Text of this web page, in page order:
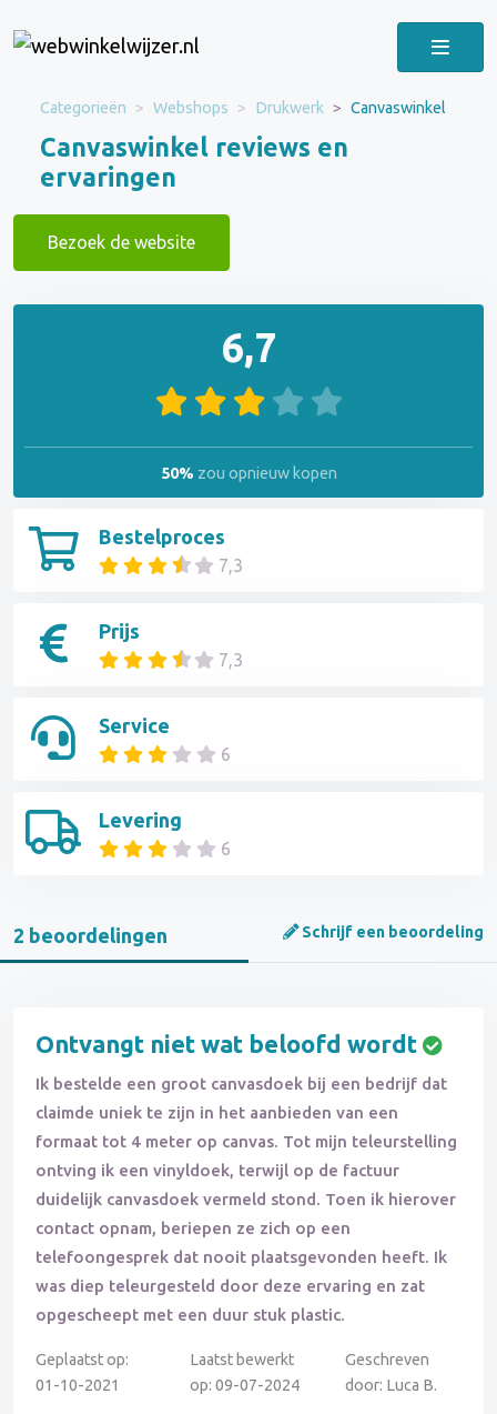
Categorieën Webshops Drukwerk Canvaswinkel
Canvaswinkel reviews en
ervaringen
Bezoek de website
Bestelproces
7,3
Prijs
7,3
Service
6
Levering
6
6,7
50% zou opnieuw kopen
2 beoordelingen Schrijf een beoordeling
Ontvangt niet wat beloofd wordt
Ik bestelde een groot canvasdoek bij een bedrijf dat
claimde uniek te zijn in het aanbieden van een
formaat tot 4 meter op canvas. Tot mijn teleurstelling
ontving ik een vinyldoek, terwijl op de factuur
duidelijk canvasdoek vermeld stond. Toen ik hierover
contact opnam, beriepen ze zich op een
telefoongesprek dat nooit plaatsgevonden heeft. Ik
was diep teleurgesteld door deze ervaring en zat
opgescheept met een duur stuk plastic.
Geplaatst op:
01-10-2021
Laatst bewerkt
op: 09-07-2024
Geschreven
door: Luca B.